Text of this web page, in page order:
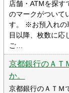
店舗・ATMを探す
のマークがついて
す。 ※お預入れの
目以降、枚数に応
ご…
京都銀行のＡＴ
か。
京都銀行のＡＴＭ